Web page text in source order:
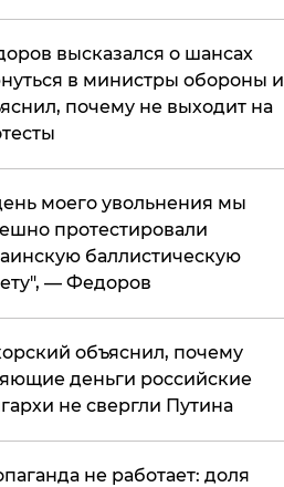
высказался о шансах
в министры обороны и
почему не выходит на
моего увольнения мы
протестировали
баллистическую
— Федоров
объяснил, почему
деньги российские
не свергли Путина
не работает: доля